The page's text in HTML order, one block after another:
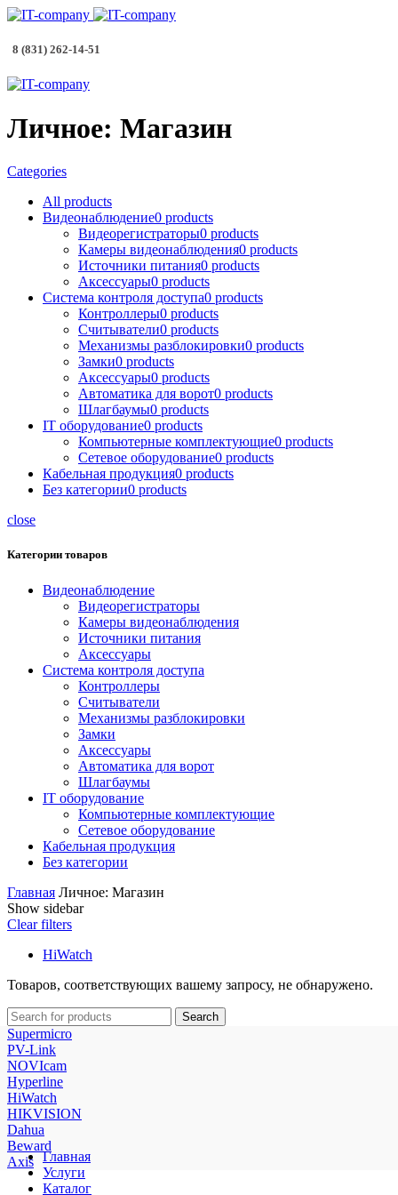
8 (831) 262-14-51
Личное: Магазин
Categories
All products
Видеонаблюдение0 products
Видеорегистраторы0 products
Камеры видеонаблюдения0 products
Источники питания0 products
Аксессуары0 products
Система контроля доступа0 products
Контроллеры0 products
Считыватели0 products
Механизмы разблокировки0 products
Замки0 products
Аксессуары0 products
Автоматика для ворот0 products
Шлагбаумы0 products
IT оборудование0 products
Компьютерные комплектующие0 products
Сетевое оборудование0 products
Кабельная продукция0 products
Без категории0 products
close
Категории товаров
Видеонаблюдение
Видеорегистраторы
Камеры видеонаблюдения
Источники питания
Аксессуары
Система контроля доступа
Контроллеры
Считыватели
Механизмы разблокировки
Замки
Аксессуары
Автоматика для ворот
Шлагбаумы
IT оборудование
Компьютерные комплектующие
Сетевое оборудование
Кабельная продукция
Без категории
Главная Личное: Магазин
Show sidebar
Clear filters
HiWatch
Товаров, соответствующих вашему запросу, не обнаружено.
Search
Supermicro
PV-Link
NOVIcam
Hyperline
HiWatch
HIKVISION
Dahua
Beward
Axis Главная
Услуги
Каталог